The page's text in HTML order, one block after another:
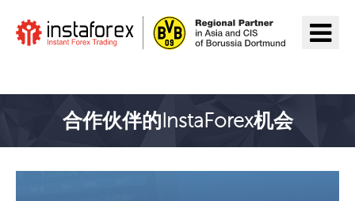
合作伙伴的InstaForex机会